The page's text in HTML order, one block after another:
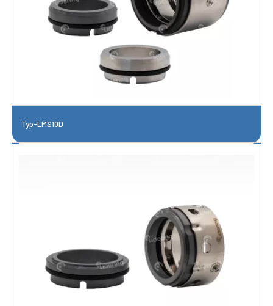
Typ-LMS10D